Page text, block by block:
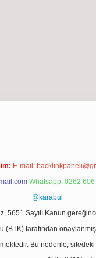
E-mail:
Whatsapp: 0262 606
@karabul
5651 Sayılı Kanun
(BTK) tarafından onaylanmış
Bu nedenle,